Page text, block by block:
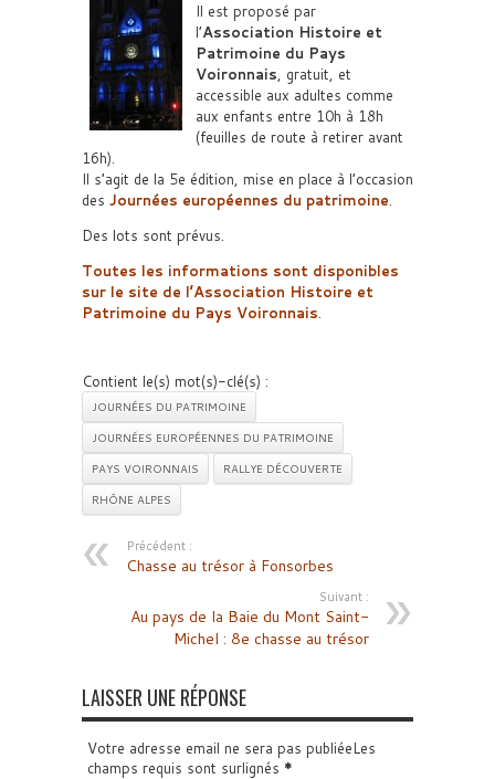
Il est proposé par
l’Association Histoire et
Patrimoine du Pays
Voironnais, gratuit, et
accessible aux adultes comme
aux enfants entre 10h à 18h
(feuilles de route à retirer avant
16h).
Il s’agit de la 5e édition, mise en place à l’occasion
des Journées européennes du patrimoine.
Des lots sont prévus.
Toutes les informations sont disponibles
sur le site de l’Association Histoire et
Patrimoine du Pays Voironnais.
Contient le(s) mot(s)-clé(s) :
JOURNÉES DU PATRIMOINE
JOURNÉES EUROPÉENNES DU PATRIMOINE
PAYS VOIRONNAIS
RALLYE DÉCOUVERTE
RHÔNE ALPES
Précédent :
Chasse au trésor à Fonsorbes
Suivant :
Au pays de la Baie du Mont Saint-
Michel : 8e chasse au trésor
LAISSER UNE RÉPONSE
Votre adresse email ne sera pas publiéeLes
champs requis sont surlignés *